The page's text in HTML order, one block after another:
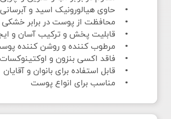
• حاوی هیالورونیک اسید و
• محافظت از پوست در برابر خشکی
• قابلیت پخش و ترکیب آسان و
• مرطوب کننده و روشن کننده
• فاقد اکسی بنزون و اوکتینوکسات
• قابل استفاده برای بانوان و آقایان
• مناسب برای انواع پوست